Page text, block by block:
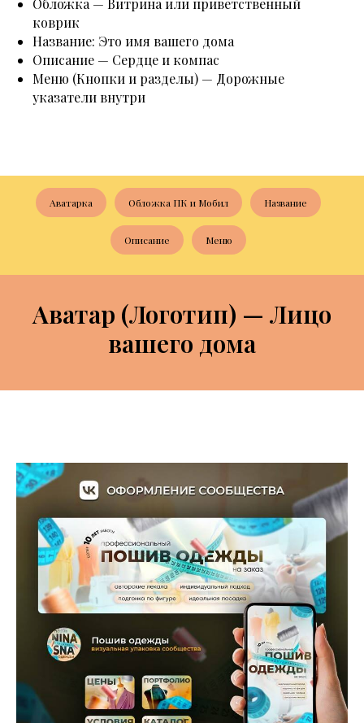
коврик
Название: Это имя вашего дома
Описание — Сердце и компас
Меню (Кнопки и разделы) — Дорожные
указатели внутри
Аватарка Обложка ПК и Мобил Название
Описание Меню
Аватар (Логотип) — Лицо
вашего дома